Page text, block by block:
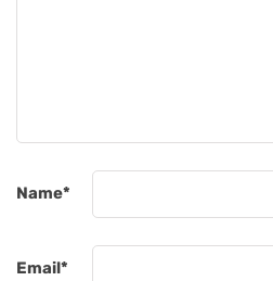
Name*
Email*